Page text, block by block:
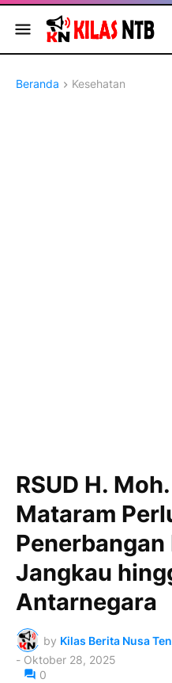
Beranda Kesehatan
RSUD H.
Mataram
Penerbangan
Jangkau
Antarnegara
by Kilas Berita Nusa
- Oktober 28, 2025
0